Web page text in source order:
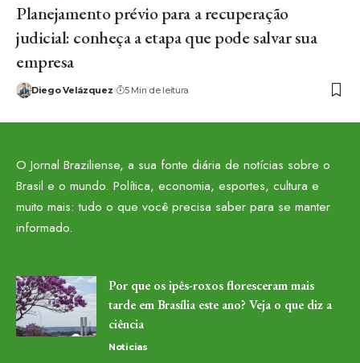
Planejamento prévio para a recuperação
judicial: conheça a etapa que pode salvar sua
empresa
Diego Velázquez 5 Min de leitura
O Jornal Braziliense, a sua fonte diária de notícias sobre o
Brasil e o mundo. Política, economia, esportes, cultura e
muito mais: tudo o que você precisa saber para se manter
informado.
Por que os ipês-roxos floresceram mais
tarde em Brasília este ano? Veja o que diz a
ciência
Noticias